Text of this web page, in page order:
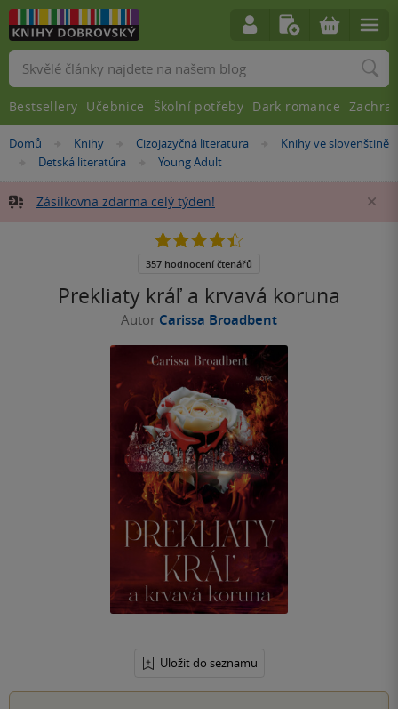
Nacházíte
Domů »Knihy »Cizojazyčná literatura »
Knihy ve slovenštině
»
Detská literatúra »
Young Adult
Zásilkovna zdarma celý týden!
Prekliaty kráľ a krvavá koruna
Autor Carissa Broadbent
Uložit do seznamu
4.4
5
357 hodnocení čtenářů
Vyhledávání
Bestsellery Učebnice Školní potřeby Dark romance